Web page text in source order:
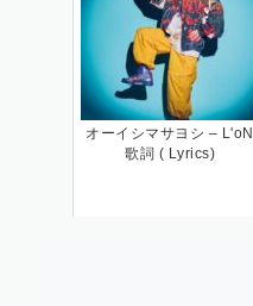
オーイシマサヨシ – L'oN
歌詞 ( Lyrics)